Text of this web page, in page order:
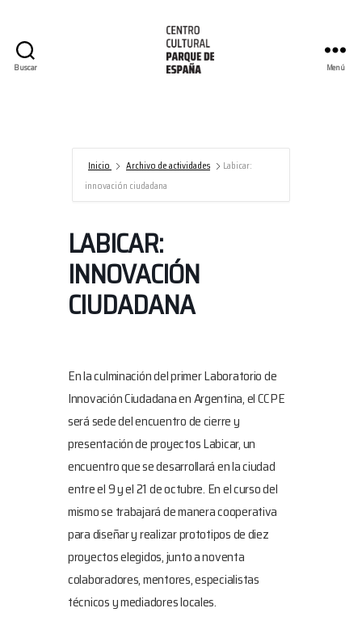
Buscar
España/AECID
Menú
Inicio Archivo de actividades
Labicar:
innovación ciudadana
LABICAR:
INNOVACIÓN
CIUDADANA
En la culminación del primer Laboratorio de
Innovación Ciudadana en Argentina, el CCPE
será sede del encuentro de cierre y
presentación de proyectos Labicar, un
encuentro que se desarrollará en la ciudad
entre el 9 y el 21 de octubre. En el curso del
mismo se trabajará de manera cooperativa
para diseñar y realizar prototipos de diez
proyectos elegidos, junto a noventa
colaboradores, mentores, especialistas
técnicos y mediadores locales.